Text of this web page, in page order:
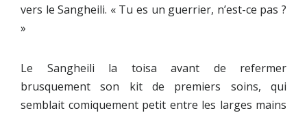
vers le Sangheili. « Tu es un guerrier, n’est-ce pas ?
»
Le Sangheili la toisa avant de refermer
brusquement son kit de premiers soins, qui
semblait comiquement petit entre les larges mains